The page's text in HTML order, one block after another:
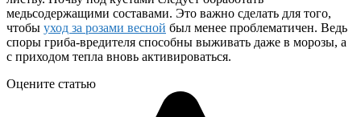
медьсодержащими составами. Это важно сделать для того,
чтобы уход за розами весной был менее проблематичен. Ведь
споры гриба-вредителя способны выживать даже в морозы, а
с приходом тепла вновь активироваться.
Оцените статью